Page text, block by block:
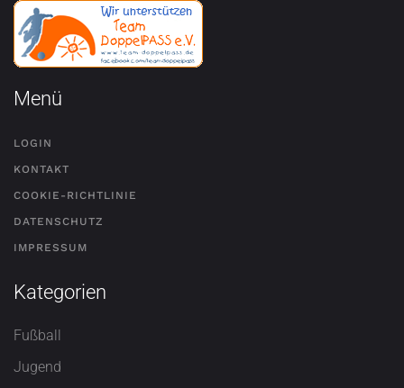
Menü
LOGIN
KONTAKT
COOKIE-RICHTLINIE
DATENSCHUTZ
IMPRESSUM
Kategorien
Fußball
Jugend